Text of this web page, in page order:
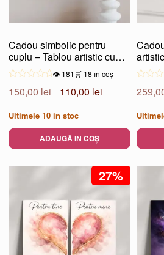
Cadou simbolic pentru
cuplu – Tablou artistic cu
inima “Noi doi”
👁️ 181 🛒 18 în coș
150,00lei
Prețul
a
fost:
150,00 lei.
110,00 leiPrețul
110,00 lei.
Ultimele 10 in stoc
ADAUGĂ ÎN COȘ
27%